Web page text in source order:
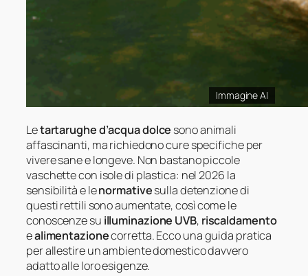
Immagine AI
Letartarughe d’acqua dolce sono animali
affascinanti, ma richiedono cure specifiche per
vivere sane e longeve. Non bastano piccole
vaschette con isole di plastica: nel 2026 la
sensibilità e lenormativesulla detenzione di
questi rettili sono aumentate, così come le
conoscenze su illuminazione UVB, riscaldamento
ealimentazionecorretta. Ecco una guida pratica
per allestire un ambiente domestico davvero
adatto alle loro esigenze.